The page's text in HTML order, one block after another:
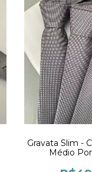
Gravata Slim -
Médio